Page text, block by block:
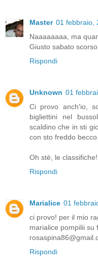
Master 01 febbraio,
Naaaaaaaa, ma
Giusto sabato
Rispondi
Unknown 01
Ci provo anch'io,
bigliettini nel
scaldino che in sti
con sto freddo
Oh stè, le
Rispondi
Marialice 01
ci provo! per il mio
marialice pompilii su
Rispondi